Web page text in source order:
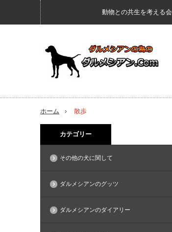
動物との共生を考える会
ホーム 散歩
カテゴリー
その他の犬に関して
ダルメシアンのグッツ
ダルメシアンのダイアリー